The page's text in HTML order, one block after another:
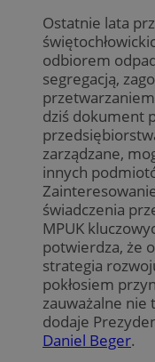
Ostatnie lata
odbiorem
segregacją,
dziś dokument
zarządzane,
innych
świadczenia
MPUK
potwierdza, że
strategia
pokłosiem
zauważalne nie
dodaje
Daniel Beger.